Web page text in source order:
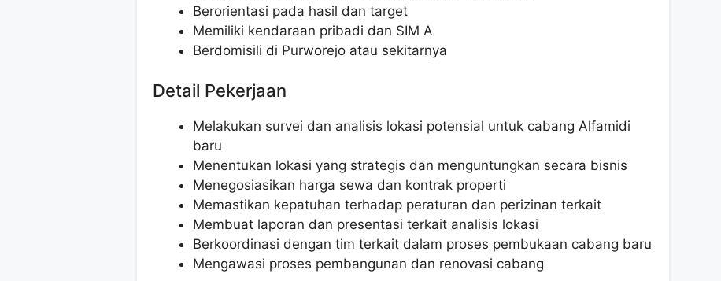
Berorientasi pada hasil dan target
Memiliki kendaraan pribadi dan SIM A
Berdomisili di Purworejo atau sekitarnya
Detail Pekerjaan
Melakukan survei dan analisis lokasi potensial untuk cabang Alfamidi
baru
Menentukan lokasi yang strategis dan menguntungkan secara bisnis
Menegosiasikan harga sewa dan kontrak properti
Memastikan kepatuhan terhadap peraturan dan perizinan terkait
Membuat laporan dan presentasi terkait analisis lokasi
Berkoordinasi dengan tim terkait dalam proses pembukaan cabang baru
Mengawasi proses pembangunan dan renovasi cabang